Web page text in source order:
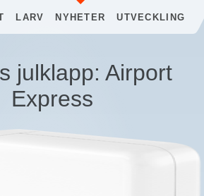
LARV NYHETER UTVECKLING
julklapp: Airport
Express